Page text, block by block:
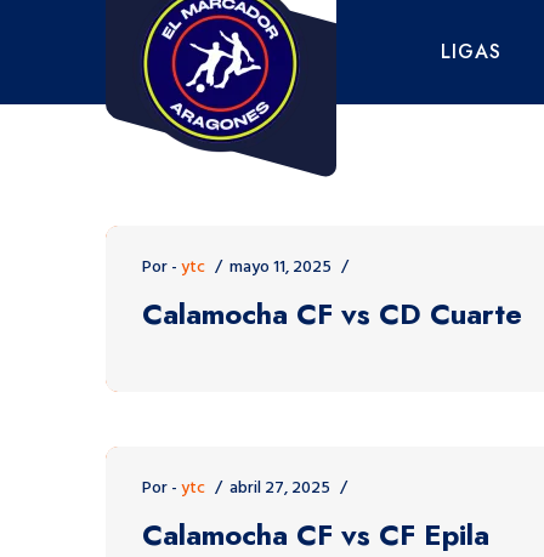
LIGAS
Por -ytc mayo 11, 2025
Calamocha CF vs CD Cuarte
Por -ytc abril 27, 2025
Calamocha CF vs CF Epila